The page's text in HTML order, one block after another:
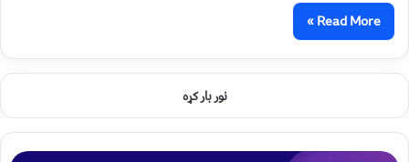
Read More »
نور بار کړه